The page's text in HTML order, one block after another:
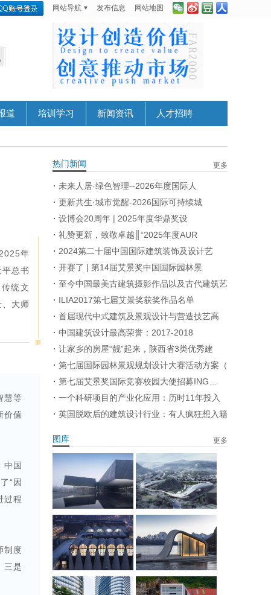
网站地图
发布信息
网站导航
道 培训学习 新闻资讯 人才招聘
年
总书
统文
大师
慧等
价值
中国
“因
过程
制度
三是
热门新闻 更多
未来人居·绿色智理--2026年度国际人
更新共生·城市觉醒-2026国际可持续城
设博会20周年 | 2025年度华鼎奖设
礼赞更新，致敬卓越║“2025年度AUR
2024第二十届中国国际建筑装饰及设计艺
开赛了 | 第14届艾景奖中国国际园林景
至今中国最美古建筑摄影作品以及古代建筑艺
ILIA2017第七届艾景奖获奖作品名单
首届现代中式建筑及景观设计与营造技艺高
中国建筑设计最高荣誉：2017-2018
让家乡的房屋“靓”起来，陕西省3类优秀建
第七届国际园林景观规划设计大赛活动方案（
第七届艾景奖国际竞赛校园大使招募ING…
一个科研项目的产业化应用：历时11年投入
英国脱欧后的建筑设计行业：有人疯狂想入籍
图库 更多